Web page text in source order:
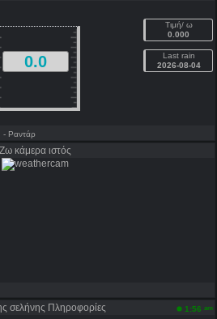
0.0
Τιμή/ ω
0.000
Last rain
2026-08-04
- Ραντάρ
Ζω κάμερα ιστός
σελήνης Πληροφορίες 1:56 am